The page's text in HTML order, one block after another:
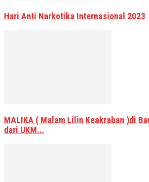
Hari Anti Narkotika Internasional 2023
MALIKA ( Malam Lilin Keakraban )di
dari UKM...